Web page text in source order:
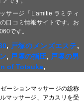
サージ「L’amitie ラミティ
口コミ情報サイトです。お
です。
, 戸塚のメンズエステ,
, 戸塚の指圧, 戸塚の男
of Totsuka,
ーションマッサージの総称
マッサージ、アカスリを受